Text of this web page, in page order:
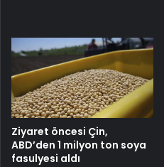
Ziyaret öncesi Çin,
ABD’den 1 milyon ton soya
fasulyesi aldı